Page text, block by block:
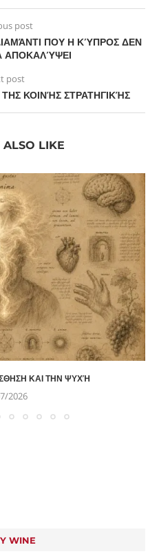
post
ΠΟΥ Η ΚΎΠΡΟΣ ΔΕΝ
ΑΠΟΚΑΛΎΨΕΙ
post
ΚΟΙΝΉΣ ΣΤΡΑΤΗΓΙΚΉΣ
LIKE
ΚΑΙ ΤΗΝ ΨΥΧΉ
2026
WINE